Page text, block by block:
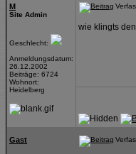
M
Site Admin
Geschlecht:
Anmeldungsdatum:
26.12.2002
Beiträge: 6724
Wohnort:
Heidelberg
wie klingts
Gast